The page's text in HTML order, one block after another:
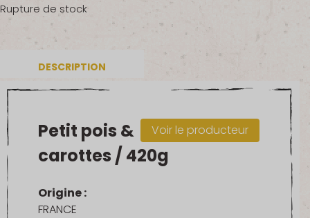
Rupture de stock
DESCRIPTION
Voir le producteur
Petit pois &
carottes / 420g
Origine :
FRANCE